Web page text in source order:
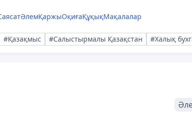
ӘлемҚаржыОқиғаҚұқықМақалалар
#Қазақмыс #Салыстырмалы Қазақстан #Халық